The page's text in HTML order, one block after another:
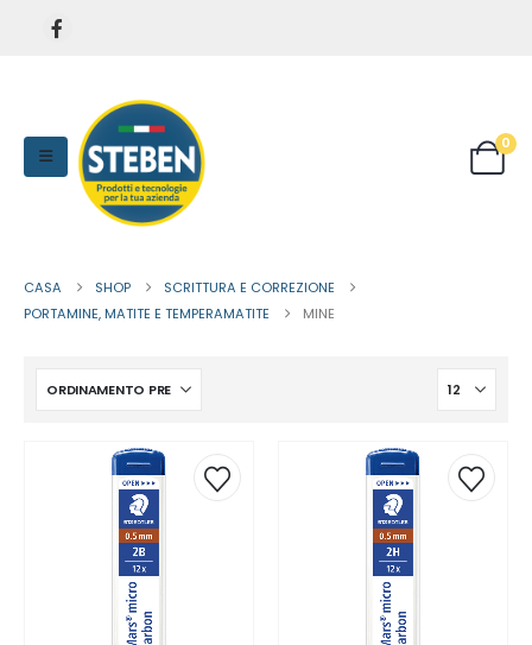
0
CASA SHOP
SCRITTURA E CORREZIONE
PORTAMINE, MATITE E TEMPERAMATITE
MINE